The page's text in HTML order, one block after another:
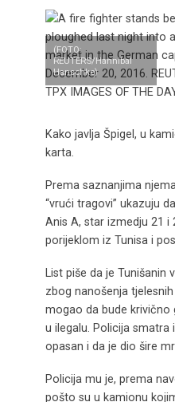
(FOTO:
REUTERS/Hannibal
Hanschke)
Kako javlja Špigel, u
karta.
Prema saznanjima
“vrući tragovi” ukazuju
Anis A, star izmedju 21 i
porijeklom iz Tunisa i
List piše da je
zbog nanošenja
mogao da bude krivično
u ilegalu. Policija smatra
opasan i da je dio šire
Policija mu je, prema
pošto su u kamionu